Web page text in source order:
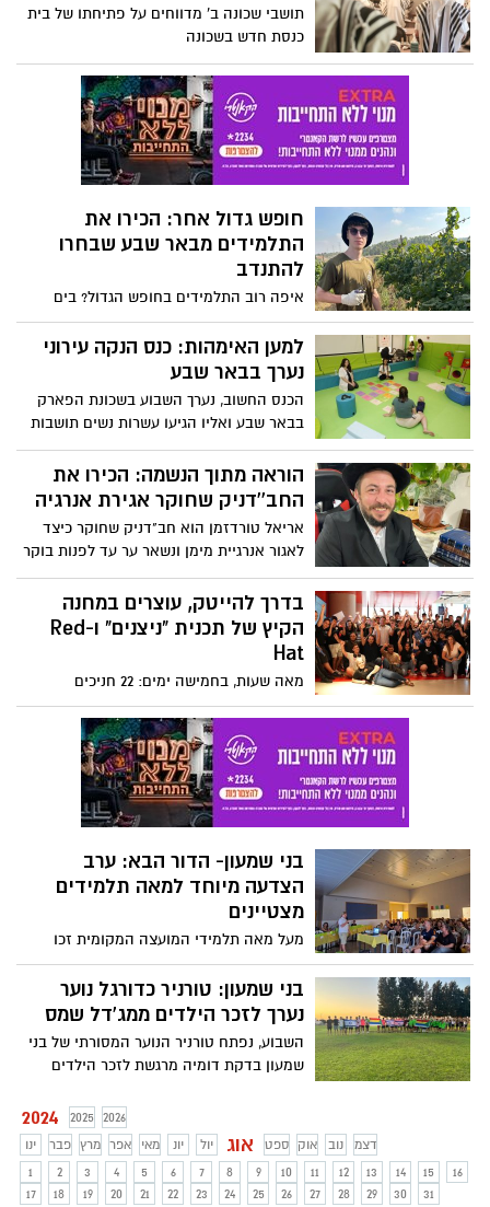
תושבי שכונה ב' מדווחים על פתיחתו של בית
כנסת חדש בשכונה
חופש גדול אחר: הכירו את
התלמידים מבאר שבע שבחרו
להתנדב
איפה רוב התלמידים בחופש הגדול? בים
ובבריכה, בטיולים ובבילויים עם חברים
כשהמטרה – כיף ומנוחה מהשנה הקשה
שעברה על כולנו, אבל מתברר שתלמידי בית
תלמידים בוחרים להעביר חלק מימי החופשה
בהתנדבות בעבודה חקלאית.
למען האימהות: כנס הנקה עירוני
נערך בבאר שבע
הכנס החשוב, נערך השבוע בשכונת הפארק
בבאר שבע ואליו הגיעו עשרות נשים תושבות
העיר יחד עם ילדיהם. בין היתר, זכו הנשים
להרצאות וטיפים ממומחים בתחום
הוראה מתוך הנשמה: הכירו את
החב''דניק שחוקר אגירת אנרגיה
אריאל טורדזמן הוא חב"דניק שחוקר כיצד
לאגור אנרגיית מימן ונשאר ער עד לפנות בוקר
כדי לסייע לסטודנטים שלו. זהו סיפורו הנפלא
בדרך להייטק, עוצרים במחנה
הקיץ של תכנית "ניצנים" ו-Red
Hat
מאה שעות, בחמישה ימים: 22 חניכים
מצטיינים מרחבי הארץ סיימו השבוע
בהצלחה מחנה קיץ אינטנסיבי ובלתי נשכח
של תכנית "ניצנים" מבית "בנתיבי אודי" בליווי
Hat.
בני שמעון- הדור הבא: ערב
הצדעה מיוחד למאה תלמידים
מצטיינים
מעל מאה תלמידי המועצה המקומית זכו
להציג את הישגיהם בלימודים - וזכו לתשואות
מהקהל
בני שמעון: טורניר כדורגל נוער
נערך לזכר הילדים ממג'דל שמס
השבוע, נפתח טורניר הנוער המסורתי של בני
שמעון בדקת דומיה מרגשת לזכר הילדים
2024 2025
2026
ינו
פבר מרץ אפר מאי יונ יול אוג ספט אוק נוב
דצמ
1
2 3 4 5 6 7 8 9 10 11 12 13 14 15
16
17
18 19 20 21 22 23 24 25 26 27 28 29 30 31